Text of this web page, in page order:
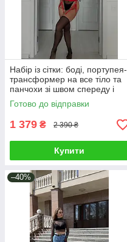
Набір із сітки: боді, портупея-
трансформер на все тіло та
панчохи зі швом спереду і
ззаду
Готово до відправки
1 379 ₴ 2 390 ₴
Купити
–40%